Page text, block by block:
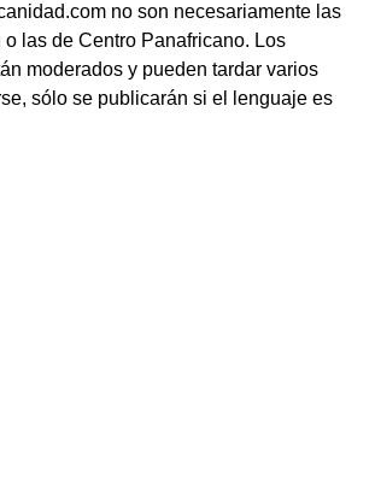
no son necesariamente las
las de Centro Panafricano. Los
moderados y pueden tardar varios
sólo se publicarán si el lenguaje es